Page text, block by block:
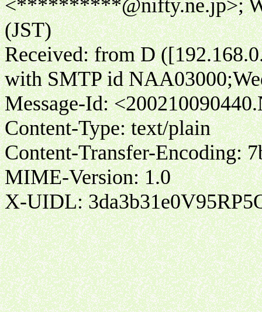
<**********@nifty.ne.jp>;
(JST)
Received: from D
with SMTP id
Message-Id:
Content-Type: text/plain
Content-Transfer-Encoding:
MIME-Version: 1.0
X-UIDL: